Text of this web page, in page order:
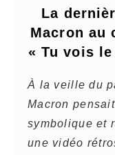
La
Macron au
« Tu vois
À la veille du
Macron
symbolique et
une vidéo